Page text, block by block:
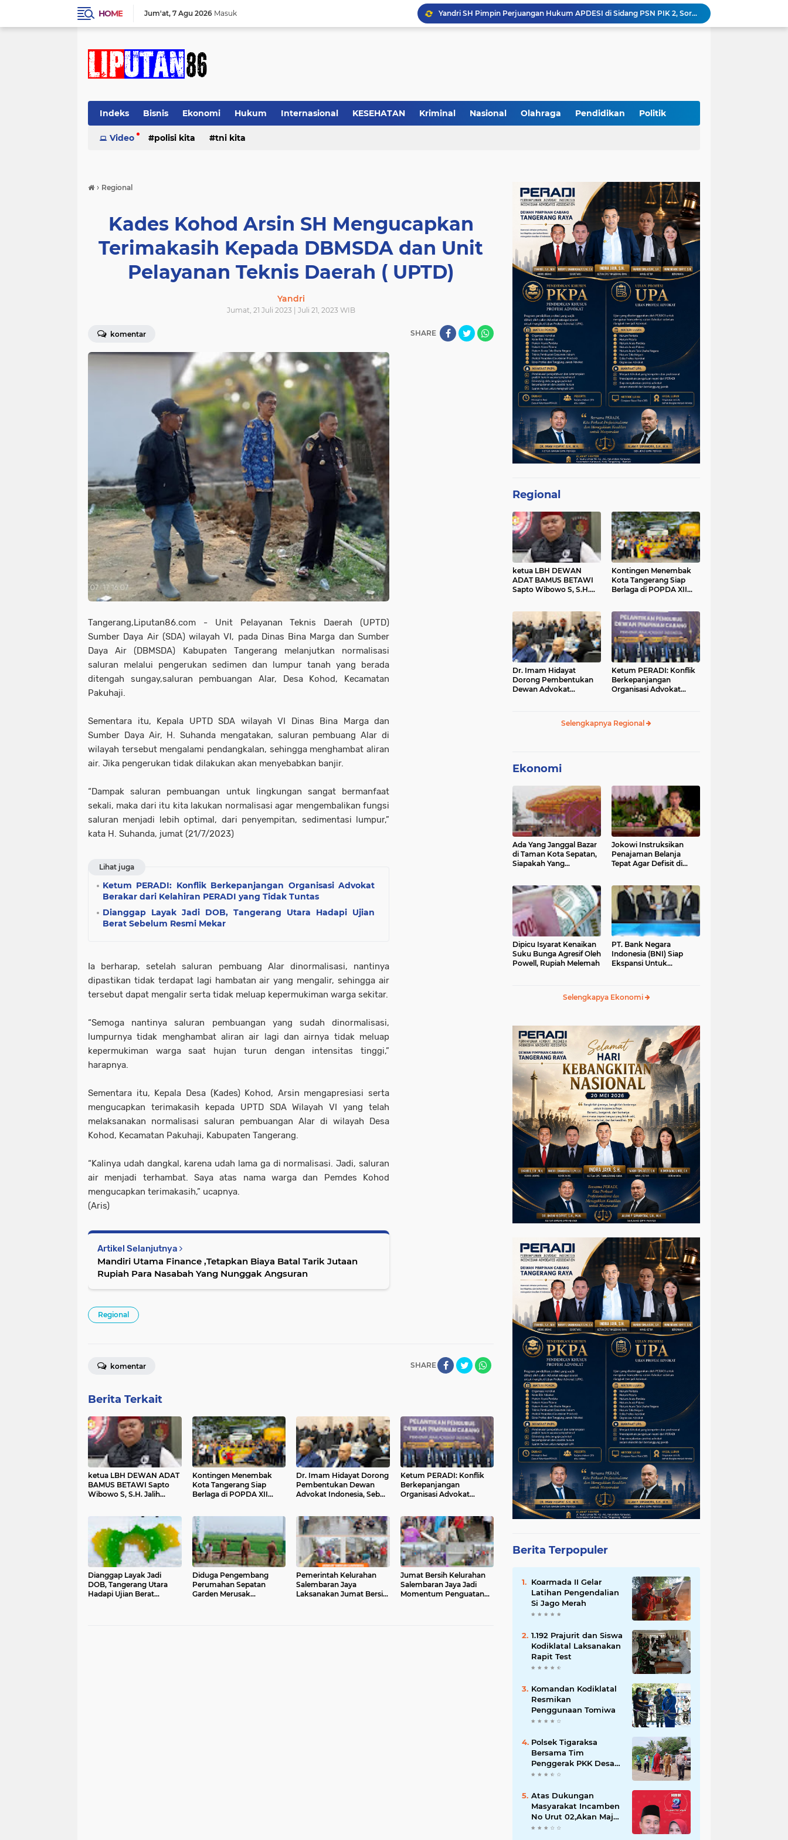
HOME Jum'at 7 Agu 2026 Masuk
Yandri SH Pimpin Perjuangan Hukum APDESI di Sidang PSN PIK 2, Soroti Kepastian Hukum
Yandri SH Resmi Kawal APDESI dalam Sidang Gugatan PSN PIK 2 di Pengadilan Negeri Jakarta Pusat
Yandri SH Kawal APDESI di Gugatan PSN PIK 2, Tegaskan Komitmen pada Supremasi Hukum
Indeks Bisnis Ekonomi Hukum Internasional KESEHATAN Kriminal Nasional Olahraga Pendidikan Politik
Video polisi kita tni kita
› Regional
Kades Kohod Arsin SH Mengucapkan
Terimakasih Kepada DBMSDA dan Unit
Pelayanan Teknis Daerah ( UPTD)
Yandri
Jumat, 21 Juli 2023 | Juli 21, 2023 WIB
komentar SHARE
Tangerang,Liputan86.com - Unit Pelayanan Teknis Daerah (UPTD)
Sumber Daya Air (SDA) wilayah VI, pada Dinas Bina Marga dan Sumber
Daya Air (DBMSDA) Kabupaten Tangerang melanjutkan normalisasi
saluran melalui pengerukan sedimen dan lumpur tanah yang berada
ditengah sungay,saluran pembuangan Alar, Desa Kohod, Kecamatan
Pakuhaji.
Sementara itu, Kepala UPTD SDA wilayah VI Dinas Bina Marga dan
Sumber Daya Air, H. Suhanda mengatakan, saluran pembuang Alar di
wilayah tersebut mengalami pendangkalan, sehingga menghambat aliran
air. Jika pengerukan tidak dilakukan akan menyebabkan banjir.
“Dampak saluran pembuangan untuk lingkungan sangat bermanfaat
sekali, maka dari itu kita lakukan normalisasi agar mengembalikan fungsi
saluran menjadi lebih optimal, dari penyempitan, sedimentasi lumpur,”
kata H. Suhanda, jumat (21/7/2023)
Lihat juga
Ketum PERADI: Konflik Berkepanjangan Organisasi Advokat
Berakar dari Kelahiran PERADI yang Tidak Tuntas
Dianggap Layak Jadi DOB, Tangerang Utara Hadapi Ujian
Berat Sebelum Resmi Mekar
Ia berharap, setelah saluran pembuang Alar dinormalisasi, nantinya
dipastikan tidak terdapat lagi hambatan air yang mengalir, sehingga air
tersebut dapat mengalir serta tidak meluap kepermukiman warga sekitar.
“Semoga nantinya saluran pembuangan yang sudah dinormalisasi,
lumpurnya tidak menghambat aliran air lagi dan airnya tidak meluap
kepermukiman warga saat hujan turun dengan intensitas tinggi,”
harapnya.
Sementara itu, Kepala Desa (Kades) Kohod, Arsin mengapresiasi serta
mengucapkan terimakasih kepada UPTD SDA Wilayah VI yang telah
melaksanakan normalisasi saluran pembuangan Alar di wilayah Desa
Kohod, Kecamatan Pakuhaji, Kabupaten Tangerang.
“Kalinya udah dangkal, karena udah lama ga di normalisasi. Jadi, saluran
air menjadi terhambat. Saya atas nama warga dan Pemdes Kohod
mengucapkan terimakasih,” ucapnya.
(Aris)
Artikel Selanjutnya
Mandiri Utama Finance ,Tetapkan Biaya Batal Tarik Jutaan
Rupiah Para Nasabah Yang Nunggak Angsuran
Regional
SHARE
komentar
Berita Terkait
ketua LBH DEWAN ADAT
BAMUS BETAWI Sapto
Wibowo S, S.H. Jalih
Kontingen Menembak
Kota Tangerang Siap
Berlaga di POPDA XII
Dr. Imam Hidayat Dorong
Pembentukan Dewan
Advokat Indonesia, Sebut
Ketum PERADI: Konflik
Berkepanjangan
Organisasi Advokat
Tuntas
Dianggap Layak Jadi
DOB, Tangerang Utara
Hadapi Ujian Berat
Diduga Pengembang
Perumahan Sepatan
Garden Merusak
Pemerintah Kelurahan
Salembaran Jaya
Laksanakan Jumat Bersih,
Jumat Bersih Kelurahan
Salembaran Jaya Jadi
Momentum Penguatan
Regional
ketua LBH DEWAN
ADAT BAMUS BETAWI
Sapto Wibowo S, S.H.
Statement di Media
Kontingen Menembak
Kota Tangerang Siap
Berlaga di POPDA XII
Dr. Imam Hidayat
Dorong Pembentukan
Dewan Advokat
Ketum PERADI: Konflik
Berkepanjangan
Organisasi Advokat
Selengkapnya Regional
Ekonomi
Ada Yang Janggal Bazar
di Taman Kota Sepatan,
Siapakah Yang
Jokowi Instruksikan
Penajaman Belanja
Tepat Agar Defisit di
Dipicu Isyarat Kenaikan
Suku Bunga Agresif Oleh
Powell, Rupiah Melemah
PT. Bank Negara
Indonesia (BNI) Siap
Ekspansi Untuk
Selengkapya Ekonomi
Berita Terpopuler
Koarmada II Gelar
Latihan Pengendalian
Si Jago Merah
1.192 Prajurit dan Siswa
Kodiklatal Laksanakan
Rapit Test
Komandan Kodiklatal
Resmikan
Penggunaan Tomiwa
Polsek Tigaraksa
Bersama Tim
Penggerak PKK Desa
Jambe Bagikan
Pengguna Jalan
Atas Dukungan
Masyarakat Incamben
No Urut 02,Akan Maju
Untuk Memajukan